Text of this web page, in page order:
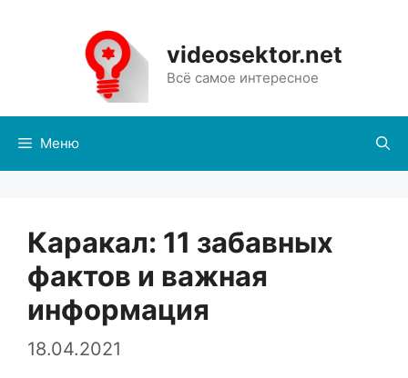
содержимому
videosektor.net
Всё самое интересное
Меню
Каракал: 11 забавных
фактов и важная
информация
18.04.2021